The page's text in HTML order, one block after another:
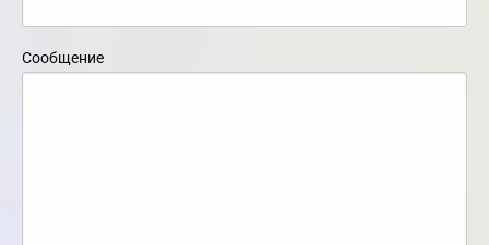
Сообщение